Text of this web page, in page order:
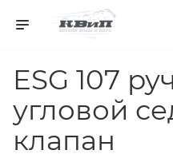
ESG 107
угловой
клапан